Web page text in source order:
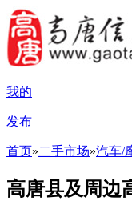
我的
发布
首页»二手市场»汽车/
高唐县及周边